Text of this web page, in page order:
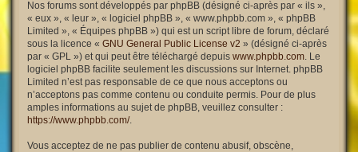
Nos forums sont développés par phpBB (désigné ci-après par « ils »,
« eux », « leur », « logiciel phpBB », « www.phpbb.com », « phpBB
Limited », « Équipes phpBB ») qui est un script libre de forum, déclaré
sous la licence « GNU General Public License v2 » (désigné ci-après
par « GPL ») et qui peut être téléchargé depuis www.phpbb.com. Le
logiciel phpBB facilite seulement les discussions sur Internet. phpBB
Limited n’est pas responsable de ce que nous acceptons ou
n’acceptons pas comme contenu ou conduite permis. Pour de plus
amples informations au sujet de phpBB, veuillez consulter :
https://www.phpbb.com/.
Vous acceptez de ne pas publier de contenu abusif, obscène,